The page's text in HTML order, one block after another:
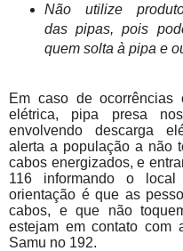
Não utilize
das pipas, pois
quem solta à pipa e
Em caso de ocorrências
elétrica, pipa presa
envolvendo descarga
alerta a população a não
cabos energizados, e
116 informando o
orientação é que as
cabos, e que não
estejam em contato
Samu no 192.